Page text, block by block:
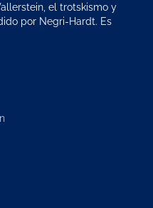
el trotskismo y
por Negri-Hardt. Es